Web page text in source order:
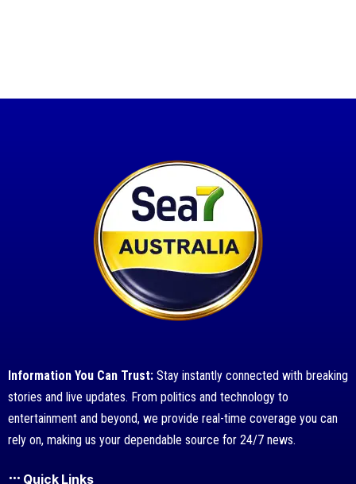
Information You Can Trust: Stay instantly connected with breaking
stories and live updates. From politics and technology to
entertainment and beyond, we provide real-time coverage you can
rely on, making us your dependable source for 24/7 news.
Quick Links